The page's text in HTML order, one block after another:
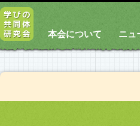
本会について ニュ